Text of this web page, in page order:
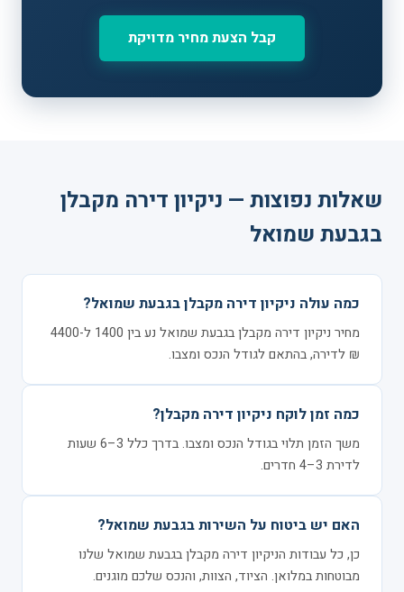
קבל הצעת מחיר מדויקת
שאלות נפוצות — ניקיון דירה מקבלן
בגבעת שמואל
כמה עולה ניקיון דירה מקבלן בגבעת שמואל?
מחיר ניקיון דירה מקבלן בגבעת שמואל נע בין 1400 ל-4400
₪ לדירה, בהתאם לגודל הנכס ומצבו.
כמה זמן לוקח ניקיון דירה מקבלן?
משך הזמן תלוי בגודל הנכס ומצבו. בדרך כלל 3–6 שעות
לדירת 3–4 חדרים.
האם יש ביטוח על השירות בגבעת שמואל?
כן, כל עבודות הניקיון דירה מקבלן בגבעת שמואל שלנו
מבוטחות במלואן. הציוד, הצוות, והנכס שלכם מוגנים.